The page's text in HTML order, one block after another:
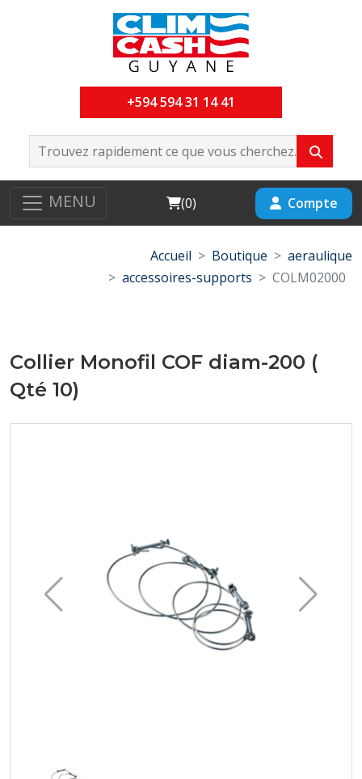
+594 594 31 14 41
MENU Cart
(0) Compte
Accueil Boutique
aeraulique
accessoires-supports
COLM02000
Collier Monofil COF diam-200 (
Qté 10)